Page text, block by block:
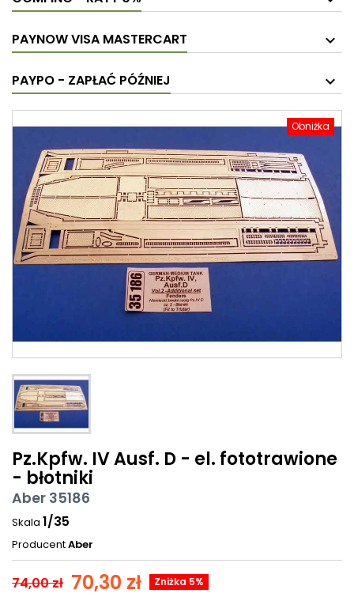
PAYNOW VISA MASTERCART
PAYPO - ZAPŁAĆ PÓŹNIEJ
Obniżka
Pz.Kpfw. IV Ausf. D - el. fototrawione
- błotniki
Aber 35186
Skala 1/35
ProducentAber
74,00 zł 70,30 zł Zniżka 5%